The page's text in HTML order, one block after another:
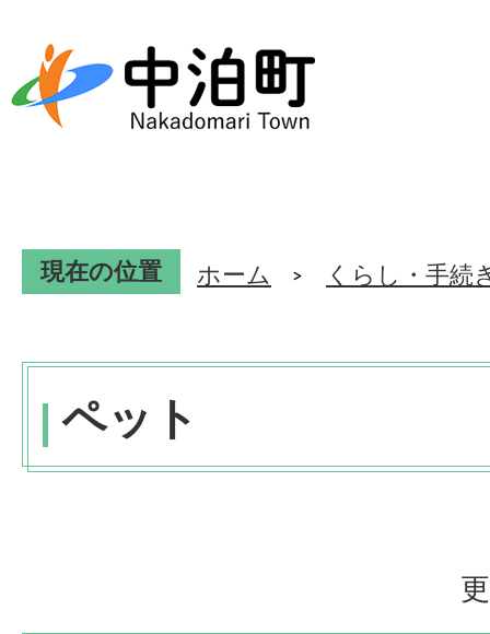
現在の位置 ホーム くらし・手続
ペット